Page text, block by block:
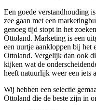
Een goede verstandhouding
zee gaan met een
genoeg tijd stopt in het
Ottoland. Marketing is een
een uurtje aankloppen bij het
Ottoland. Vergelijk dan ook
kijken wat de
heeft natuurlijk weer een iets
Wij hebben een selectie
Ottoland die de beste zijn in